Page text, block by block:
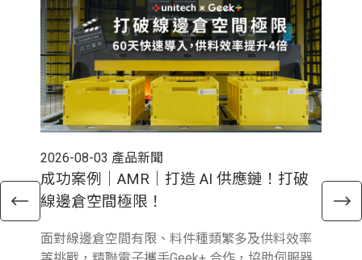
2026-08-03 產品新聞
成功案例｜AMR｜打造 AI 供應鏈！打破
線邊倉空間極限！
面對線邊倉空間有限、料件種類繁多及供料效率
電
倉